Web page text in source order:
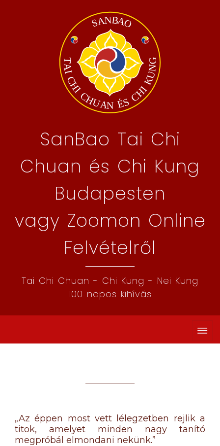
SanBao Tai Chi
Chuan és Chi Kung
Budapesten
vagy Zoomon Online
Felvételről
Tai Chi Chuan - Chi Kung - Nei Kung
100 napos kihívás
„Az éppen most vett lélegzetben rejlik a
titok, amelyet minden nagy tanító
megpróbál elmondani nekünk.”